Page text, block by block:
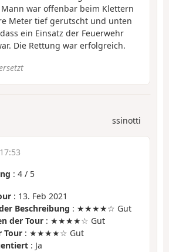
war offenbar beim Klettern
Meter tief gerutscht und unten
ein Einsatz der Feuerwehr
Die Rettung war erfolgreich.
ssinotti
: 4 / 5
: 13. Feb 2021
Beschreibung : ★★★★☆ Gut
der Tour : ★★★★☆ Gut
Tour : ★★★★☆ Gut
: Ja